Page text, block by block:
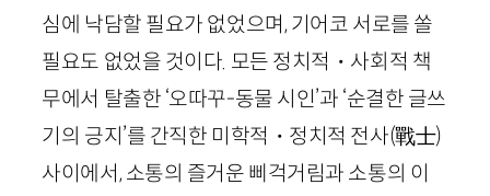
심에 낙담할 필요가 없었으며, 기어코 서로를 쏠
필요도 없었을 것이다. 모든 정치적・사회적 책
무에서 탈출한 ‘오따꾸-동물 시인’과 ‘순결한 글쓰
기의 긍지’를 간직한 미학적・정치적 전사(戰士)
사이에서, 소통의 즐거운 삐걱거림과 소통의 이